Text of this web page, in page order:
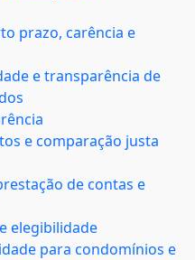
prazo, carência e
e transparência de
e comparação justa
de contas e
elegibilidade
para condomínios e